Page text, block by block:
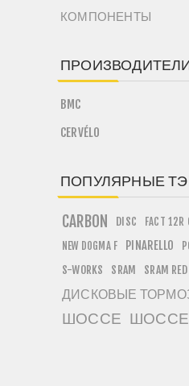
КОМПОНЕНТЫ
BMC
CERVÉLO
ПОПУЛЯРНЫЕ
CARBON DISC
FACT 12R
NEW DOGMA F
PINARELLO
S-WORKS SRAM SRAM RED
ДИСКОВЫЕ
ШОССЕ